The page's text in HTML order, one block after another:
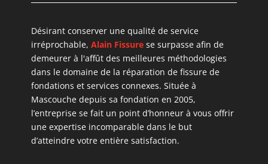
Désirant conserver une qualité de service
irréprochable, Alain Fissurese surpasse afin de
demeurer à l'affût des meilleures méthodologies
dans le domaine de la réparation de fissure de
fondations et services connexes. Située à
Mascouche depuis sa fondation en 2005,
l’entreprise se fait un point d’honneur à vous offrir
une expertise incomparable dans le but
d’atteindre votre entière satisfaction.